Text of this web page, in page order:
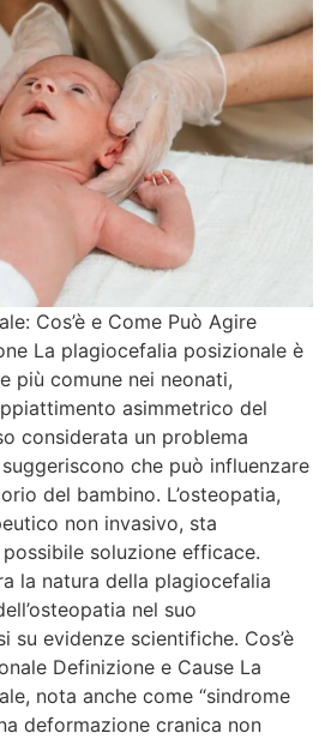
Cos’è e Come Può Agire
La plagiocefalia posizionale è
più comune nei neonati,
asimmetrico del
considerata un problema
che può influenzare
del bambino. L’osteopatia,
non invasivo, sta
soluzione efficace.
la natura della plagiocefalia
nel suo
su evidenze scientifiche. Cos’è
Definizione e Cause La
nota anche come “sindrome
deformazione cranica non